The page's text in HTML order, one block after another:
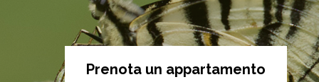
Prenota un appartamento